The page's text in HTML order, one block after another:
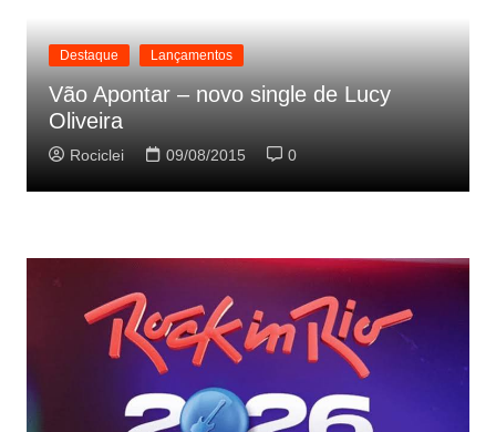
Destaque Lançamentos
Vão Apontar – novo single de Lucy
Oliveira
Rociclei 09/08/2015 0